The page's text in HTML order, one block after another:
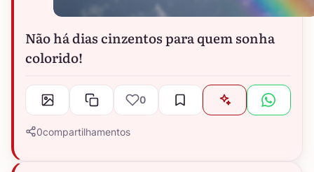
Não há dias cinzentos para quem sonha
colorido!
0
0compartilhamentos